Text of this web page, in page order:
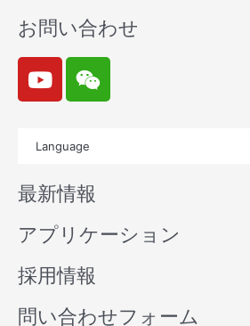
お問い合わせ
Y
o
u
b
e
W
e
i
n
Language
最新情報
アプリケーション
採用情報
問い合わせフォーム